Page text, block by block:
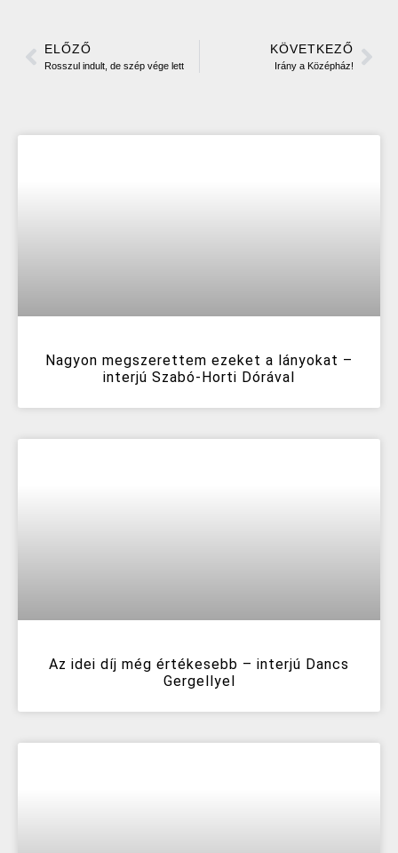
ELŐZŐ
Rosszul indult, de szép vége lett
KÖVETKEZŐ
Irány a Középház!
Nagyon megszerettem ezeket a lányokat –
interjú Szabó-Horti Dórával
Az idei díj még értékesebb – interjú Dancs
Gergellyel